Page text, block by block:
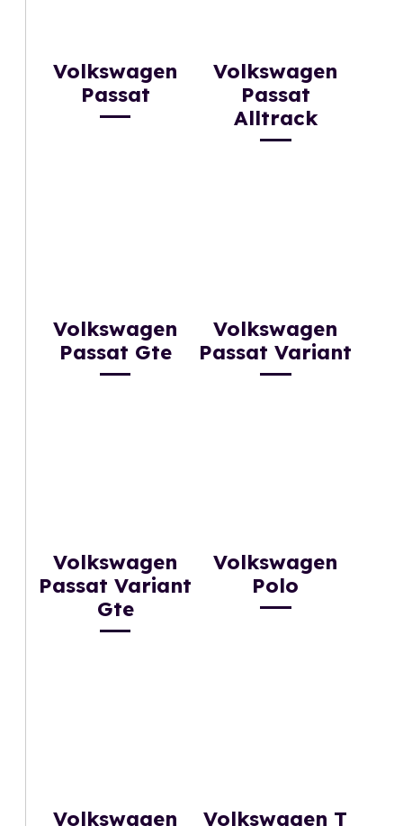
Volkswagen
Passat
Volkswagen
Passat
Alltrack
Volkswagen
Passat Gte
Volkswagen
Passat Variant
Volkswagen
Passat Variant
Gte
Volkswagen
Polo
Volkswagen Volkswagen T